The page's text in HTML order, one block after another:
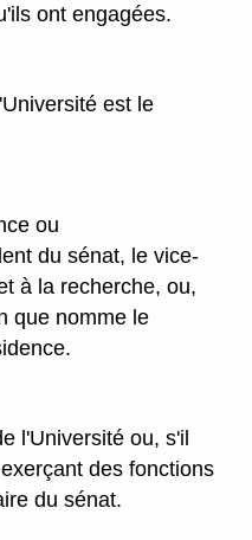
ont engagées.
est le
ou
du sénat, le vice-
à la recherche, ou,
que nomme le
l'Université ou, s'il
des fonctions
du sénat.